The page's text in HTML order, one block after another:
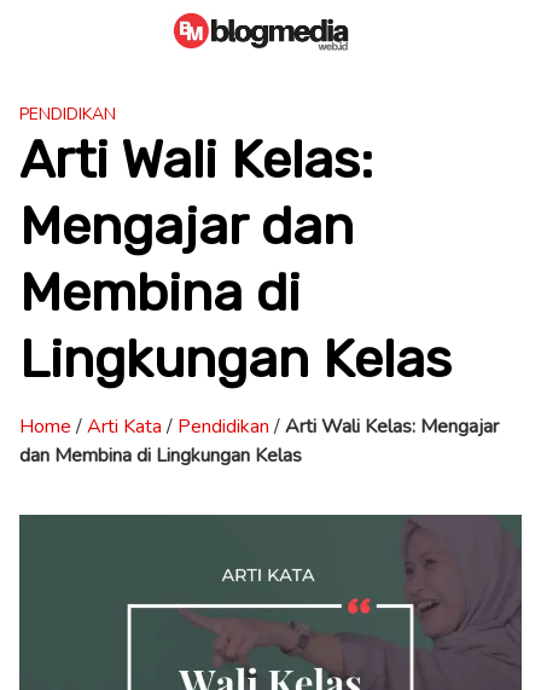
PENDIDIKAN
Arti Wali Kelas:
Mengajar dan
Membina di
Lingkungan Kelas
Home /Arti Kata / Pendidikan /Arti Wali Kelas: Mengajar
dan Membina di Lingkungan Kelas